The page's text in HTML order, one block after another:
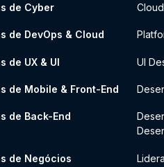
de Cyber
de DevOps & Cloud
de UX & UI UI
de Mobile & Front-End
de Back-End
de Negócios